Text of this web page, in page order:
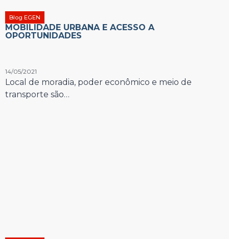
Blog EGEN
MOBILIDADE URBANA E ACESSO A
OPORTUNIDADES
14/05/2021
Local de moradia, poder econômico e meio de
transporte são…